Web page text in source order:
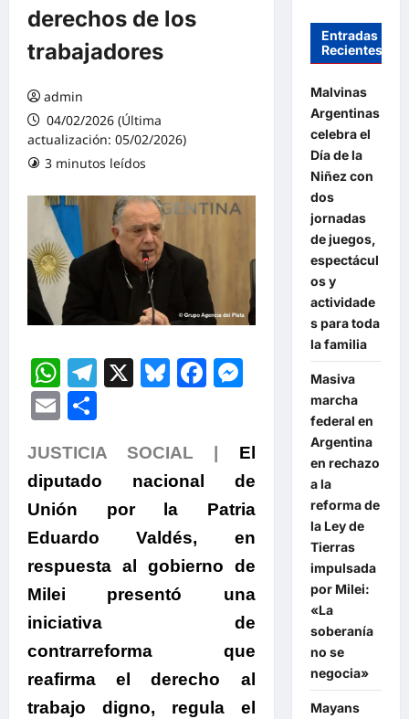
derechos de los
trabajadores
admin
04/02/2026 (Última
actualización: 05/02/2026)
3 minutos leídos
WhatsApp
Telegram
X Bluesky
Facebook
Messenger
Email
JUSTICIA SOCIAL |
El
diputado nacional de
Unión por la Patria
Eduardo Valdés, en
respuesta al gobierno de
Milei presentó una
iniciativa de
contrarreforma que
reafirma el derecho al
trabajo digno, regula el
Entradas
Recientes
Malvinas
Argentinas
celebra el
Día de la
Niñez con
dos
jornadas
de juegos,
espectácul
os y
actividade
s para toda
la familia
Masiva
marcha
federal en
Argentina
en rechazo
a la
reforma de
la Ley de
Tierras
impulsada
por Milei:
«La
soberanía
no se
negocia»
Mayans